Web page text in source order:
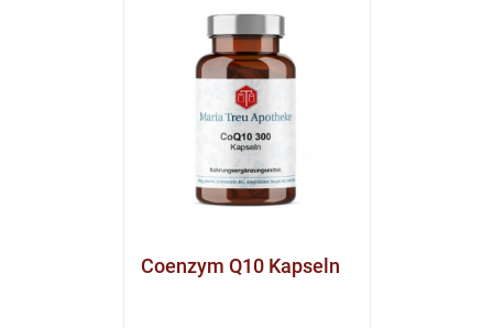
Coenzym Q10 Kapseln